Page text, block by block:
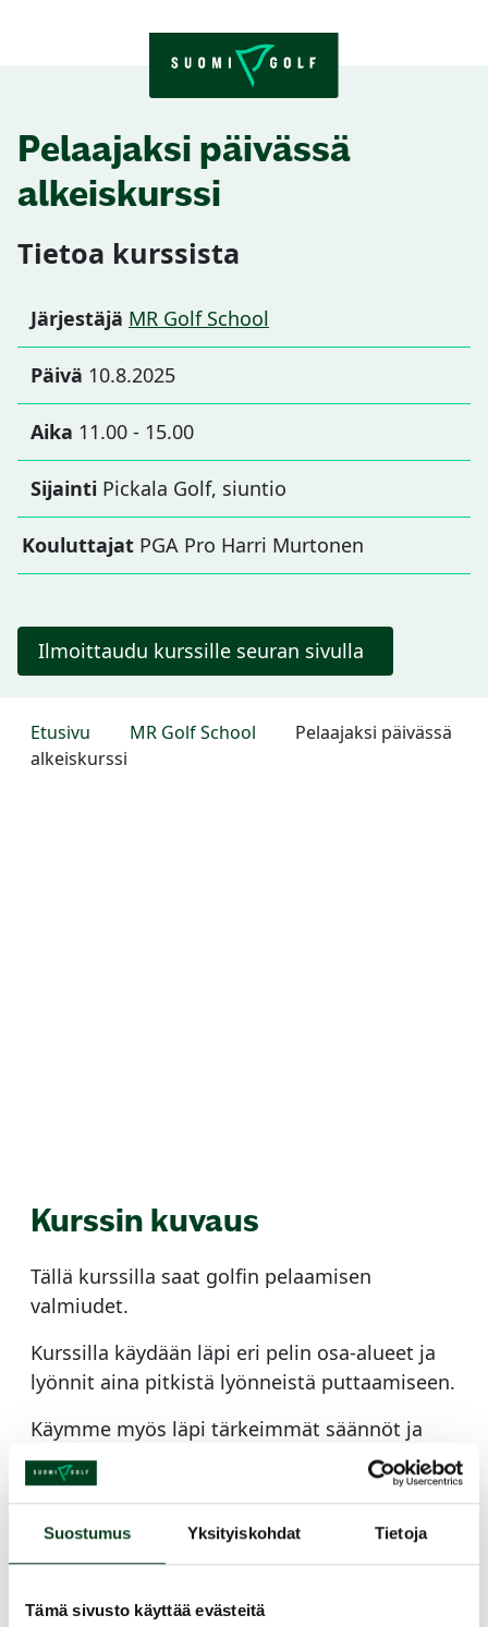
Suostumus Yksityiskohdat Tietoja
Tämä sivusto käyttää evästeitä
Pelaajaksi päivässä
alkeiskurssi
Tietoa kurssista
Järjestäjä MR Golf School
Päivä 10.8.2025
Aika 11.00 - 15.00
Sijainti Pickala Golf, siuntio
Kouluttajat PGA Pro Harri Murtonen
Ilmoittaudu kurssille seuran sivulla
Etusivu MR Golf School
Pelaajaksi päivässä
alkeiskurssi
Kurssin kuvaus
Tällä kurssilla saat golfin pelaamisen
valmiudet.
Kurssilla käydään läpi eri pelin osa-alueet ja
lyönnit aina pitkistä lyönneistä puttaamiseen.
Käymme myös läpi tärkeimmät säännöt ja
pelimuodot. Kurssi kestää 4h ja päättyy
greencardin saamiseen.
Kurssin vetää PGA Pro Harri Murtonen